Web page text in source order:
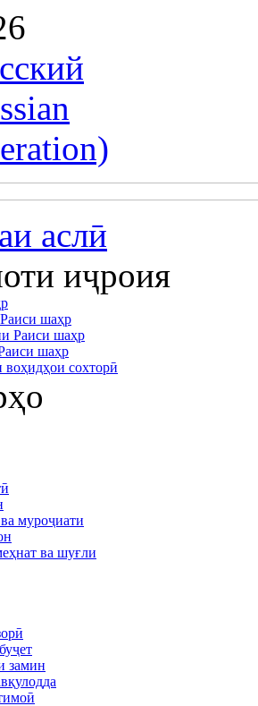
аслӣ
иҷроия
шаҳр
Раиси шаҳр
шаҳр
воҳидҳои сохторӣ
муроҷиати
ва шуғли
замин